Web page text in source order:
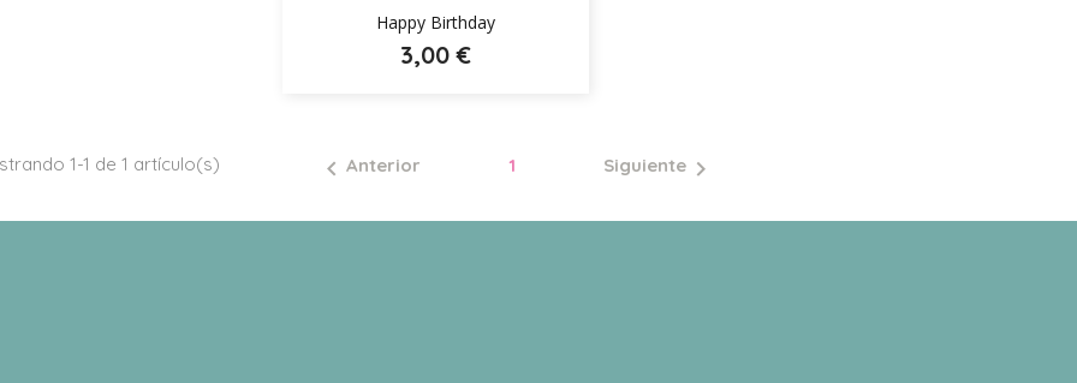

Happy Birthday
3,00 €
1-1 de 1 artículo(s)  Anterior 1 Siguiente 